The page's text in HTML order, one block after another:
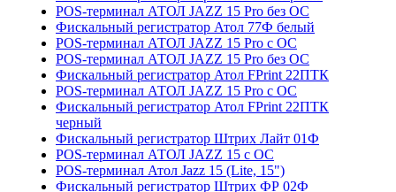
POS-терминал АТОЛ JAZZ 15 Pro без ОС
Фискальный регистратор Атол 77Ф белый
POS-терминал АТОЛ JAZZ 15 Pro с ОС
POS-терминал АТОЛ JAZZ 15 Pro без ОС
Фискальный регистратор Атол FPrint 22ПТК
POS-терминал АТОЛ JAZZ 15 Pro с ОС
Фискальный регистратор Атол FPrint 22ПТК
черный
Фискальный регистратор Штрих Лайт 01Ф
POS-терминал АТОЛ JAZZ 15 с ОС
POS-терминал Атол Jazz 15 (Lite, 15")
Фискальный регистратор Штрих ФР 02Ф